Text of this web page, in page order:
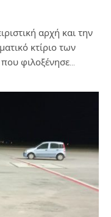
αρχή και την
κτίριο των
φιλοξένησε…